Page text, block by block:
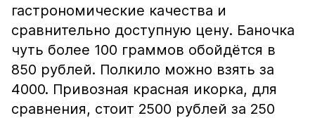
гастрономические качества и
сравнительно доступную цену. Баночка
чуть более 100 граммов обойдётся в
850 рублей. Полкило можно взять за
4000. Привозная красная икорка, для
сравнения, стоит 2500 рублей за 250